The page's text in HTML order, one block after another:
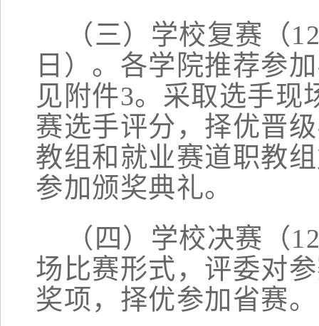
（三）学校复赛（
日） 。 各学院推荐参
见附件3。 采取选手现
赛选手评分，择优晋级
教组和就业赛道职教
参加颁奖典礼。
（四） 学校决赛（
场比赛形式 ， 评委对
奖项 ， 择优参加省赛。